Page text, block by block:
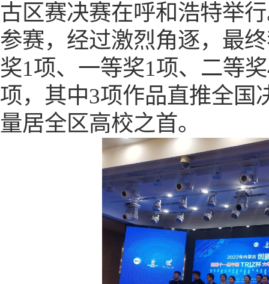
古区赛决赛在呼和浩特举
参赛，经过激烈角逐，最
奖1项、一等奖1项、二等
项，其中3项作品直推全国
量居全区高校之首。